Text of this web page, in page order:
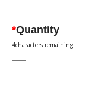
*Quantity
4characters remaining